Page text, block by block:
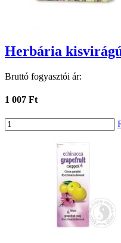
Herbária
Bruttó fogyasztói ár:
1 007 Ft